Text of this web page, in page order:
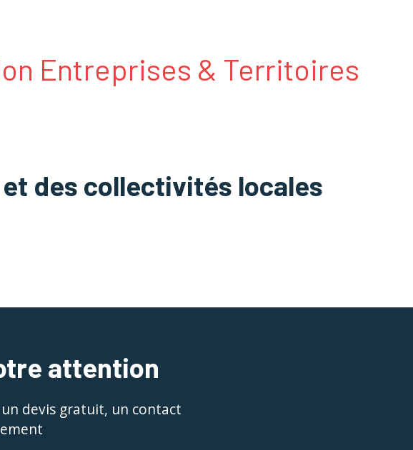
Entreprises & Territoires
des collectivités locales
attention
devis gratuit, un contact